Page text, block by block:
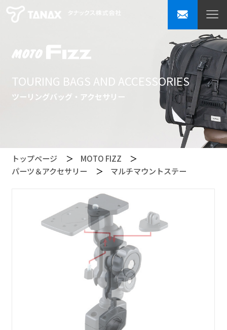
TOURING BAGS AND ACCESSORIES
ツーリングバッグ・アクセサリー
トップページ
MOTO FIZZ
パーツ＆アクセサリー
マルチマウントステー